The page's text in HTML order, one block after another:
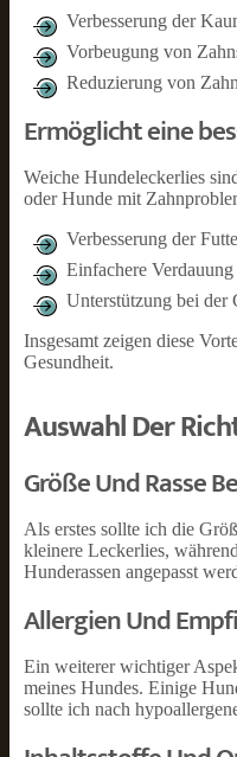
Verbesserung der
Vorbeugung von
Reduzierung von
Ermöglicht eine
Weiche Hundeleckerlies
oder Hunde mit
Verbesserung der
Einfachere
Unterstützung bei der
Insgesamt zeigen diese
Gesundheit.
Auswahl Der
Größe Und Rasse
Als erstes sollte ich die
kleinere Leckerlies,
Hunderassen angepasst
Allergien Und
Ein weiterer wichtiger
meines Hundes. Einige
sollte ich nach